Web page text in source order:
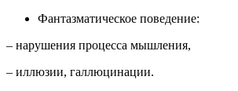
Фантазматическое поведение:
– нарушения процесса мышления,
– иллюзии, галлюцинации.